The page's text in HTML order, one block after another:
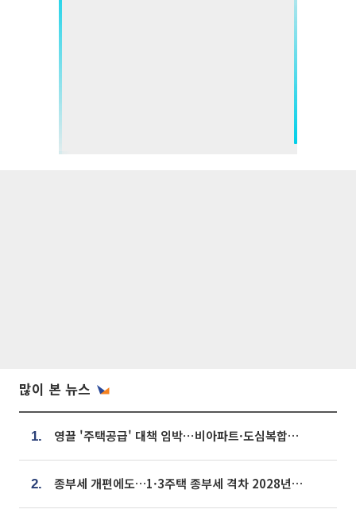
많이 본 뉴스
1. 영끌 '주택공급' 대책 임박⋯비아파트·도심복합까지 총동원
2. 종부세 개편에도…1·3주택 종부세 격차 2028년부터 확대